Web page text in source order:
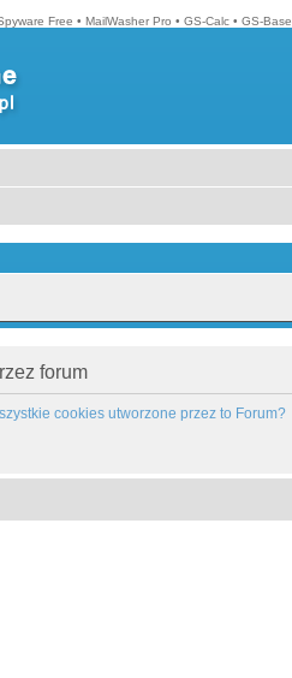
Free • MailWasher Pro • GS-Calc • GS-Base
forum
cookies utworzone przez to Forum?